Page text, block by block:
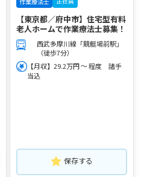
【東京都／府中市】住宅型有料
老人ホームで作業療法士募集！
西武多摩川線「競艇場前駅」
（徒歩7分）
【月収】29.2万円 ～ 程度 諸手
当込
保存する